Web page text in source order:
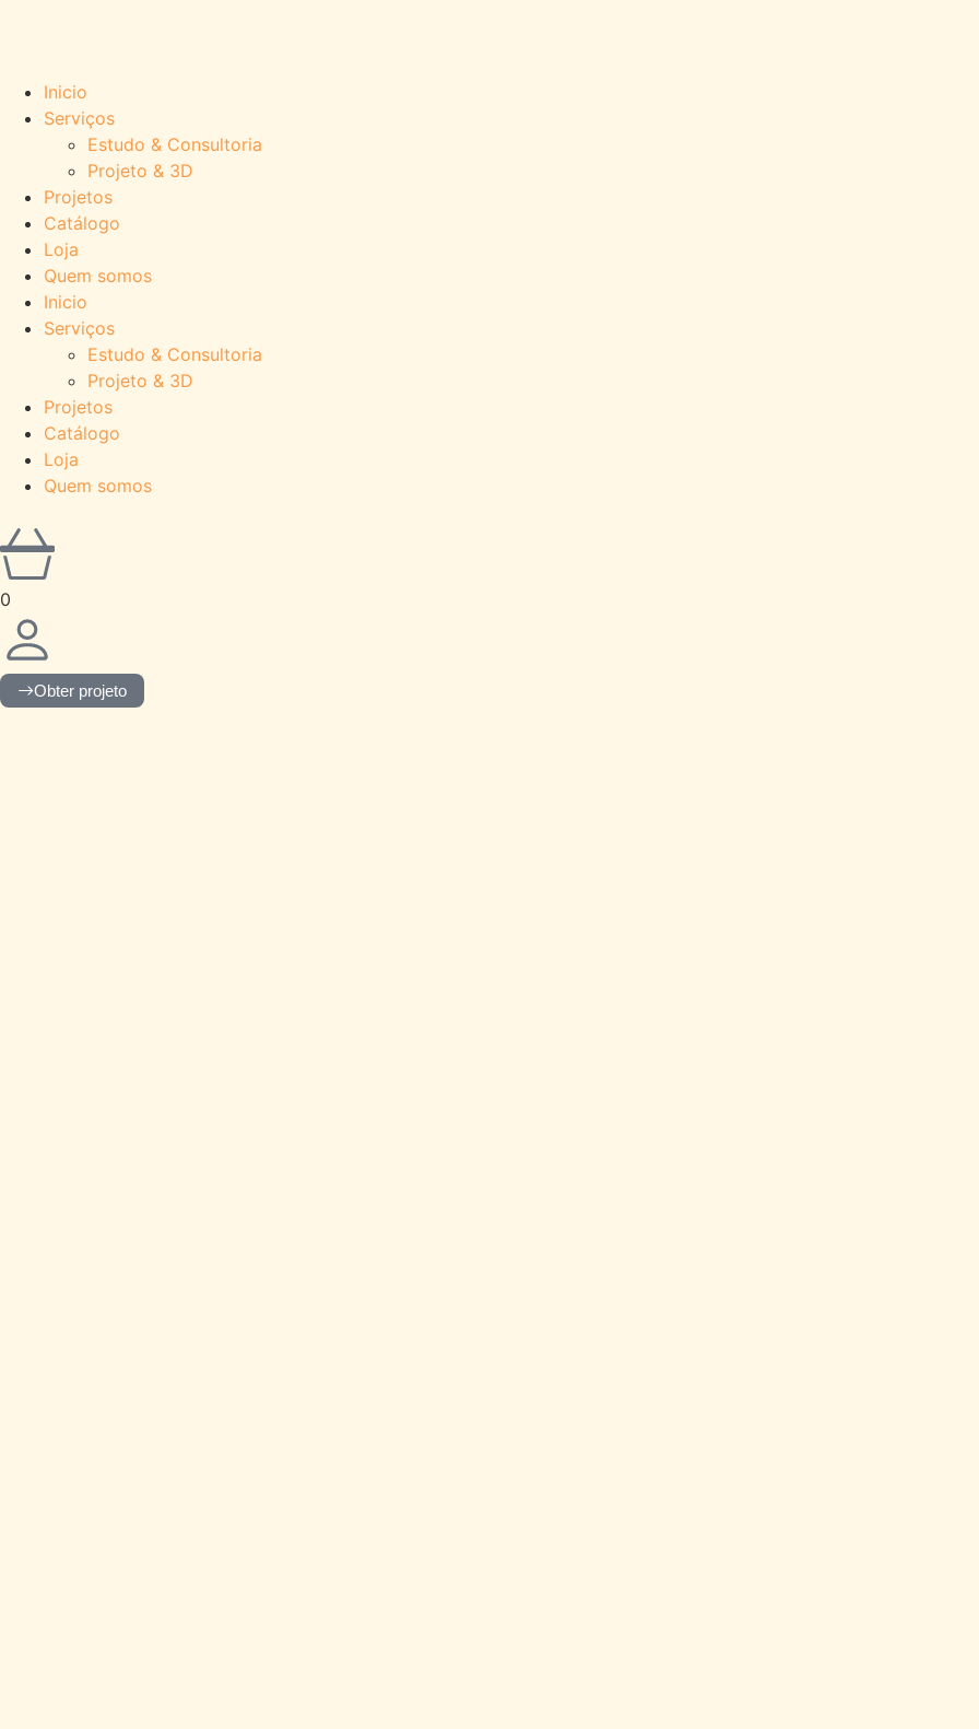
Inicio
Serviços
Estudo & Consultoria
Projeto & 3D
Projetos
Catálogo
Loja
Quem somos
Inicio
Serviços
Estudo & Consultoria
Projeto & 3D
Projetos
Catálogo
Loja
Quem somos
0
Obter projeto